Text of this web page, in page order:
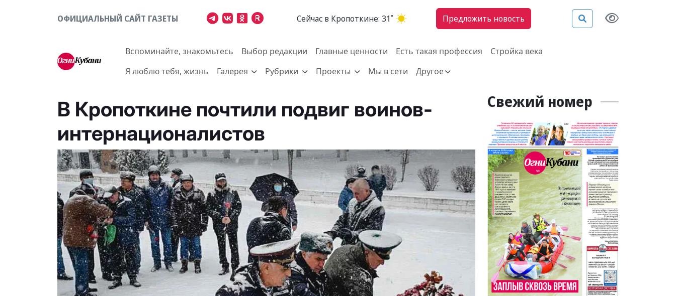
ОФИЦИАЛЬНЫЙ САЙТ ГАЗЕТЫ Cейчас в Кропоткине: 31˚ Предложить новость
Вспоминайте, знакомьтесь Выбор редакции Главные ценности Есть такая профессия
Стройка века
Я люблю тебя, жизнь
Галерея Рубрики Проекты Мы в сети Другое
В Кропоткине почтили подвиг воинов-
интернационалистов
Свежий номер